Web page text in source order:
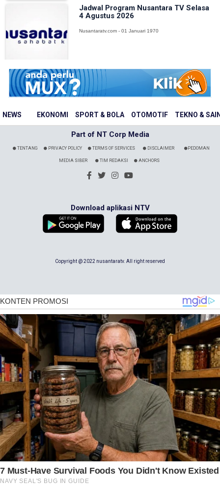
NEWS EKONOMI SPORT & BOLA OTOMOTIF TEKNO &
Jadwal Program Nusantara TV Selasa
4 Agustus 2026
Nusantaratv.com - 01 Januari 1970
Part of NT Corp Media
TENTANG PRIVACY POLICY TERMS OF SERVICES DISCLAIMER PEDOMAN
MEDIA SIBER TIM REDAKSI ANCHORS
Download aplikasi NTV
Copyright @ 2022 nusantaratv. All right reserved